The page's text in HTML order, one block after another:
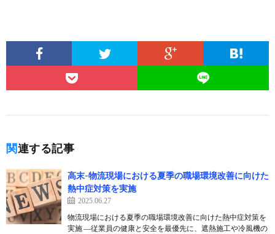
関連する記事
高末-物流現場における夏季の職場環境改善に向けた
熱中症対策を実施
2025.06.27
物流現場における夏季の職場環境改善に向けた熱中症対策を
実施 ―従業員の健康と安全を最優先に、遮熱施工や冷風機の